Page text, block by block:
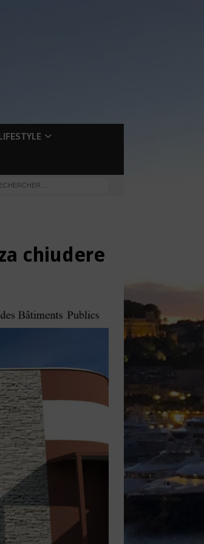
chiudere